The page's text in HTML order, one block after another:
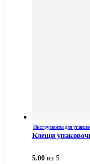
Инструменты для
Клещи
5.00 из 5